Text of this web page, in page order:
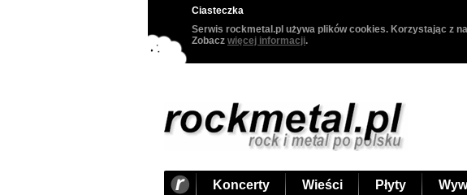
Ciasteczka
Serwis rockmetal.pl używa plików cookies. Korzystając z
Zobacz więcej informacji.
Koncerty Wieści Płyty